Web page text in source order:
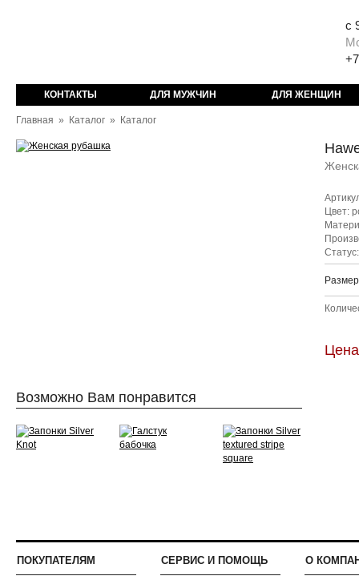
с
КОНТАКТЫ ДЛЯ МУЖЧИН ДЛЯ ЖЕНЩИН
Главная » Каталог » Каталог
Цвет:
Возможно Вам понравится
ПОКУПАТЕЛЯМ СЕРВИС И ПОМОЩЬ О